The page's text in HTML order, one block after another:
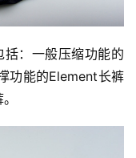
：一般压缩功能的
功能的Element长裤